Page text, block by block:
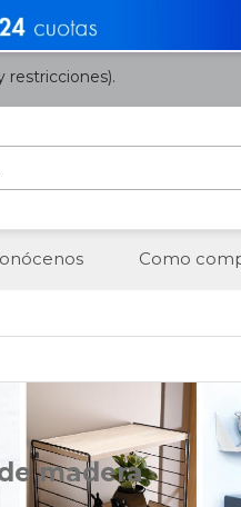
restricciones).
Como
madera